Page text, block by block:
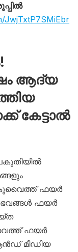
JwjTxtP7SMiEbr
ആദ്യ
കേട്ടാൽ
കുവൈത്ത് ഫയർ
ഫയർ
ഫയർ
മീഡിയ